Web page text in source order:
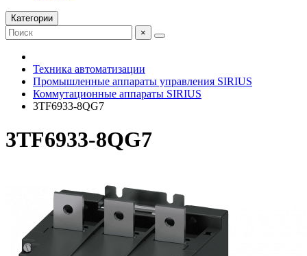
Категории
×
Техника автоматизации
Промышленные аппараты управления SIRIUS
Коммутационные аппараты SIRIUS
3TF6933-8QG7
3TF6933-8QG7